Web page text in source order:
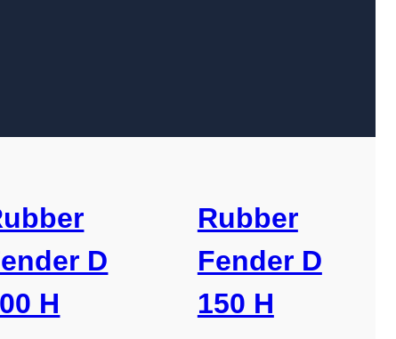
D
H
Rubber
Fender D
150 H